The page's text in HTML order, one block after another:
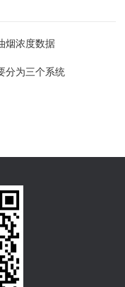
烟浓度数据
分为三个系统